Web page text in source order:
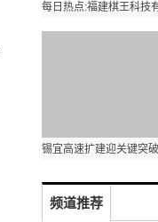
频道推荐